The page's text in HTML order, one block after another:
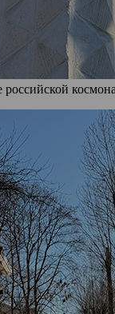
российской